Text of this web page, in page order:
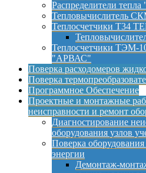
Распределители тепла
Тепловычислитель
Теплосчетчики Т34
Теплосчетчики ТЭМ-
"АРВАС"
Поверка расходомеров
Поверка
Программное Обеспечение
Проектные и монтажные
неисправности и ремонт
Диагностирование
оборудования узлов
Поверка оборудования
энергии
Демонтаж-